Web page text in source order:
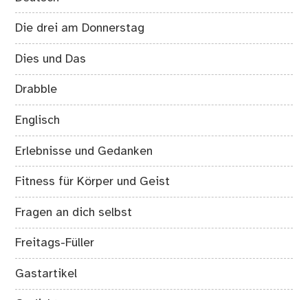
Die drei am Donnerstag
Dies und Das
Drabble
Englisch
Erlebnisse und Gedanken
Fitness für Körper und Geist
Fragen an dich selbst
Freitags-Füller
Gastartikel